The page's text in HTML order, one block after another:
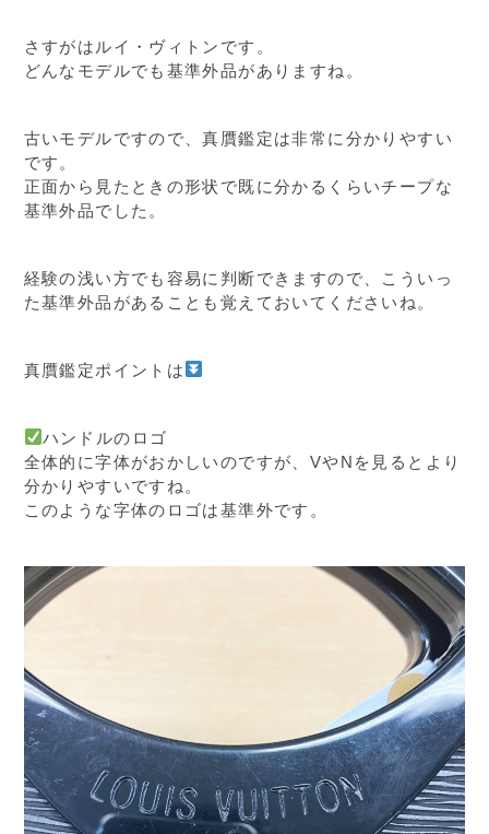
さすがはルイ・ヴィトンです。
どんなモデルでも基準外品がありますね。
古いモデルですので、真贋鑑定は非常に分かりやすい
です。
正面から見たときの形状で既に分かるくらいチープな
基準外品でした。
経験の浅い方でも容易に判断できますので、こういっ
た基準外品があることも覚えておいてくださいね。
真贋鑑定ポイントは
ハンドルのロゴ
全体的に字体がおかしいのですが、VやNを見るとより
分かりやすいですね。
このような字体のロゴは基準外です。